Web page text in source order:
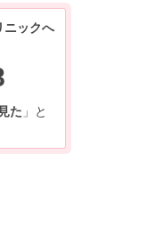
ックへ
た 」と